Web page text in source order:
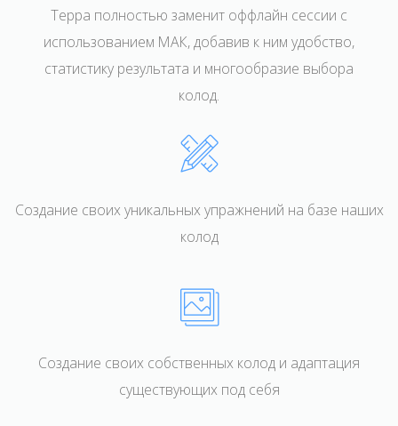
Терра полностью заменит оффлайн сессии с
использованием МАК, добавив к ним удобство,
статистику результата и многообразие выбора
колод.
Создание своих уникальных упражнений на базе наших
колод
Создание своих собственных колод и адаптация
существующих под себя